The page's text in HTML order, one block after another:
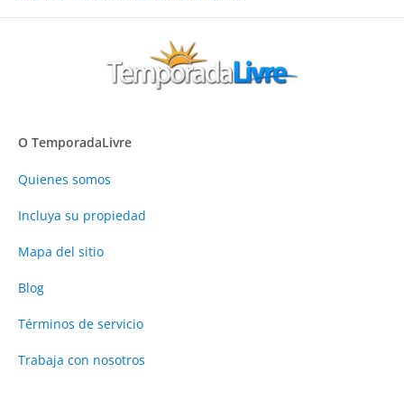
O TemporadaLivre
Quienes somos
Incluya su propiedad
Mapa del sitio
Blog
Términos de servicio
Trabaja con nosotros